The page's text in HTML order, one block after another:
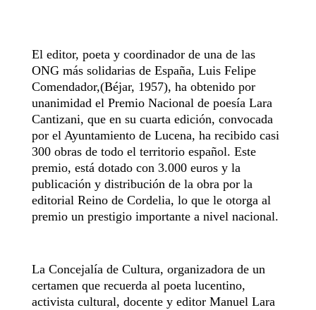
El editor, poeta y coordinador de una de las
ONG más solidarias de España, Luis Felipe
Comendador,(Béjar, 1957), ha obtenido por
unanimidad el Premio Nacional de poesía Lara
Cantizani, que en su cuarta edición, convocada
por el Ayuntamiento de Lucena, ha recibido casi
300 obras de todo el territorio español. Este
premio, está dotado con 3.000 euros y la
publicación y distribución de la obra por la
editorial Reino de Cordelia, lo que le otorga al
premio un prestigio importante a nivel nacional.
La Concejalía de Cultura, organizadora de un
certamen que recuerda al poeta lucentino,
activista cultural, docente y editor Manuel Lara